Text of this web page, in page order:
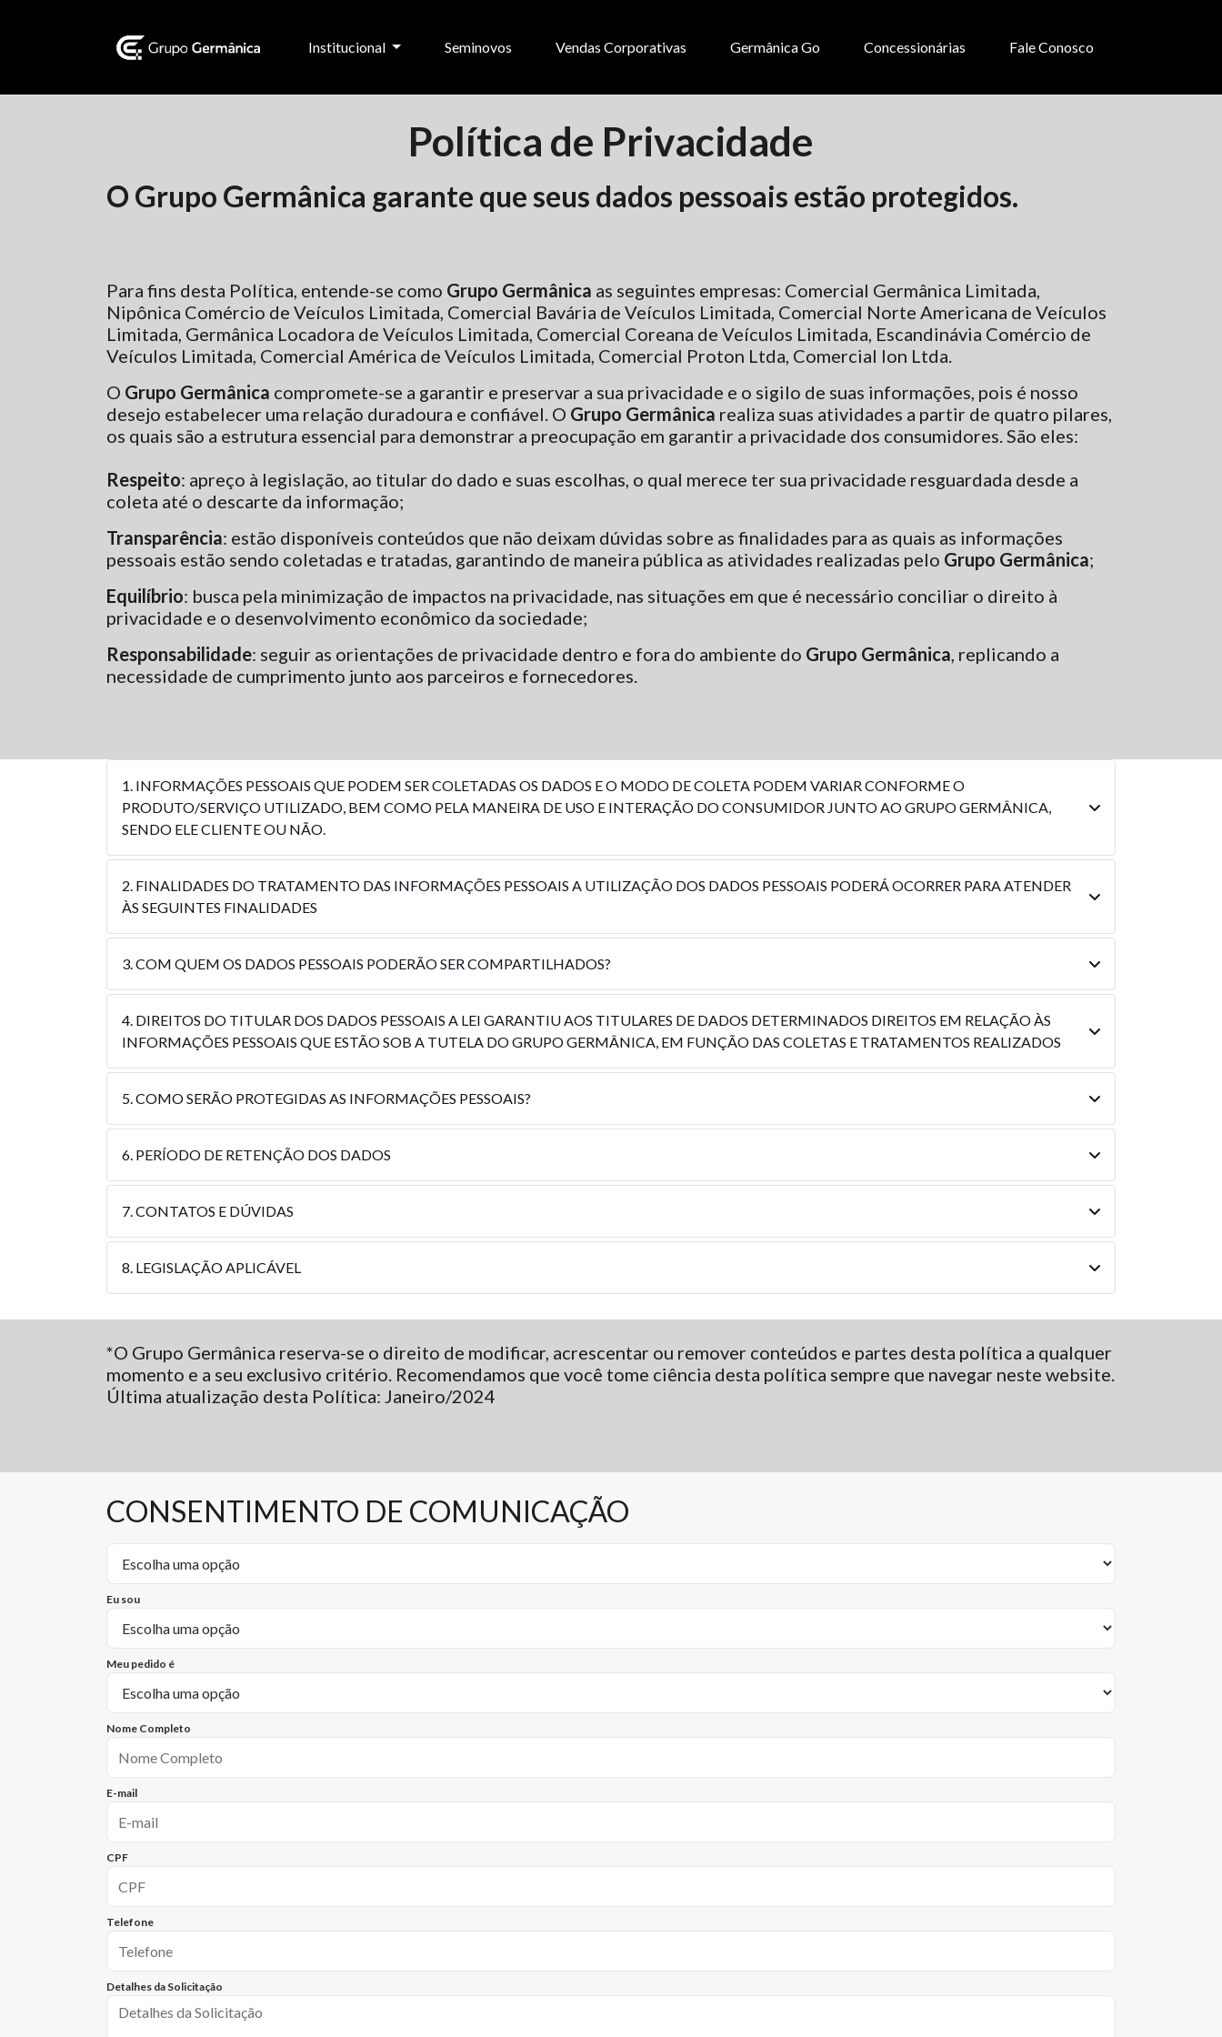
Institucional Seminovos Vendas Corporativas Germânica Go Concessionárias Fale Conosco
Política de Privacidade
O Grupo Germânica garante que seus dados pessoais estão protegidos.
Para fins desta Política, entende-se como Grupo Germânica as seguintes empresas: Comercial Germânica Limitada,
Nipônica Comércio de Veículos Limitada, Comercial Bavária de Veículos Limitada, Comercial Norte Americana de Veículos
Limitada, Germânica Locadora de Veículos Limitada, Comercial Coreana de Veículos Limitada, Escandinávia Comércio de
Veículos Limitada, Comercial América de Veículos Limitada, Comercial Proton Ltda, Comercial Ion Ltda.
O Grupo Germânica compromete-se a garantir e preservar a sua privacidade e o sigilo de suas informações, pois é nosso
desejo estabelecer uma relação duradoura e confiável. O Grupo Germânica realiza suas atividades a partir de quatro pilares,
os quais são a estrutura essencial para demonstrar a preocupação em garantir a privacidade dos consumidores. São eles:
Respeito: apreço à legislação, ao titular do dado e suas escolhas, o qual merece ter sua privacidade resguardada desde a
coleta até o descarte da informação;
Transparência: estão disponíveis conteúdos que não deixam dúvidas sobre as finalidades para as quais as informações
pessoais estão sendo coletadas e tratadas, garantindo de maneira pública as atividades realizadas pelo Grupo Germânica;
Equilíbrio: busca pela minimização de impactos na privacidade, nas situações em que é necessário conciliar o direito à
privacidade e o desenvolvimento econômico da sociedade;
Responsabilidade: seguir as orientações de privacidade dentro e fora do ambiente do Grupo Germânica, replicando a
necessidade de cumprimento junto aos parceiros e fornecedores.
1. INFORMAÇÕES PESSOAIS QUE PODEM SER COLETADAS OS DADOS E O MODO DE COLETA PODEM VARIAR CONFORME O
PRODUTO/SERVIÇO UTILIZADO, BEM COMO PELA MANEIRA DE USO E INTERAÇÃO DO CONSUMIDOR JUNTO AO GRUPO GERMÂNICA,
SENDO ELE CLIENTE OU NÃO.
2. FINALIDADES DO TRATAMENTO DAS INFORMAÇÕES PESSOAIS A UTILIZAÇÃO DOS DADOS PESSOAIS PODERÁ OCORRER PARA ATENDER
ÀS SEGUINTES FINALIDADES
3. COM QUEM OS DADOS PESSOAIS PODERÃO SER COMPARTILHADOS?
4. DIREITOS DO TITULAR DOS DADOS PESSOAIS A LEI GARANTIU AOS TITULARES DE DADOS DETERMINADOS DIREITOS EM RELAÇÃO ÀS
INFORMAÇÕES PESSOAIS QUE ESTÃO SOB A TUTELA DO GRUPO GERMÂNICA, EM FUNÇÃO DAS COLETAS E TRATAMENTOS REALIZADOS
5. COMO SERÃO PROTEGIDAS AS INFORMAÇÕES PESSOAIS?
6. PERÍODO DE RETENÇÃO DOS DADOS
7. CONTATOS E DÚVIDAS
8. LEGISLAÇÃO APLICÁVEL
*O Grupo Germânica reserva-se o direito de modificar, acrescentar ou remover conteúdos e partes desta política a qualquer
momento e a seu exclusivo critério. Recomendamos que você tome ciência desta política sempre que navegar neste website.
Última atualização desta Política: Janeiro/2024
CONSENTIMENTO DE COMUNICAÇÃO
Eu sou
Meu pedido é
Nome Completo
E-mail
CPF
Telefone
Detalhes da Solicitação